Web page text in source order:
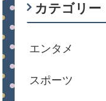
カテゴリー
エンタメ
スポーツ